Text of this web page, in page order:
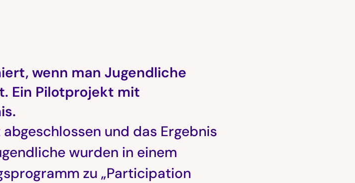
wenn man Jugendliche
Ein Pilotprojekt mit
abgeschlossen und das Ergebnis
wurden in einem
zu „Participation